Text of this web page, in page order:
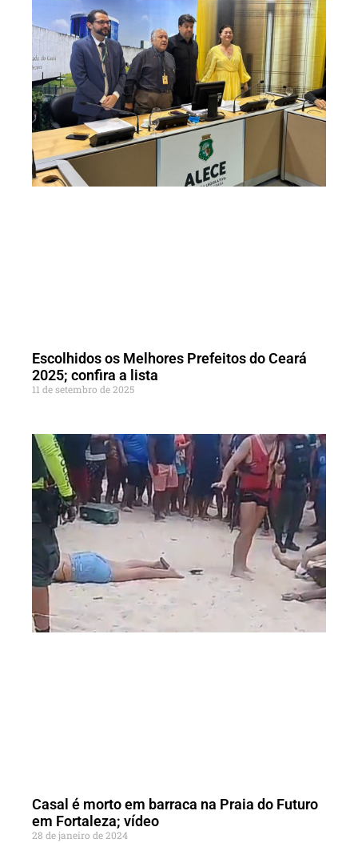
Escolhidos os Melhores Prefeitos do Ceará
2025; confira a lista
11 de setembro de 2025
Casal é morto em barraca na Praia do Futuro
em Fortaleza; vídeo
28 de janeiro de 2024